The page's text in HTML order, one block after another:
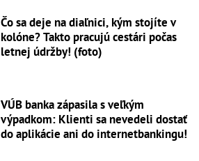
Čo sa deje na diaľnici, kým stojíte v
kolóne? Takto pracujú cestári počas
letnej údržby! (foto)
VÚB banka zápasila s veľkým
výpadkom: Klienti sa nevedeli dostať
do aplikácie ani do internetbankingu!